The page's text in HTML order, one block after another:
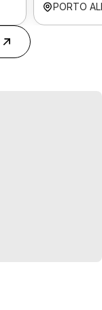
PORTO